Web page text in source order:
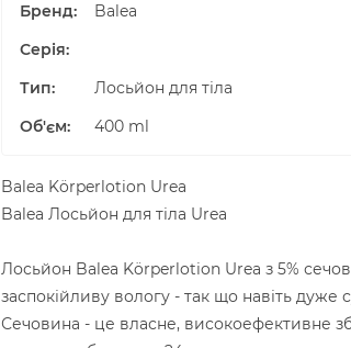
Бренд:
Balea
Серія:
Тип:
Лосьйон для тіла
Об'єм: 400 ml
Balea Körperlotion Urea
Balea Лосьйон для тіла Urea
Лосьйон Balea Körperlotion Urea з 5%
заспокійливу вологу - так що навіть дуже
Сечовина - це власне, високоефективне